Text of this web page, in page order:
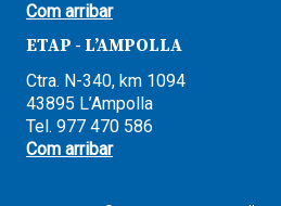
Com arribar
ETAP - L’AMPOLLA
Ctra. N-340, km 1094
43895 L’Ampolla
Tel. 977 470 586
Com arribar